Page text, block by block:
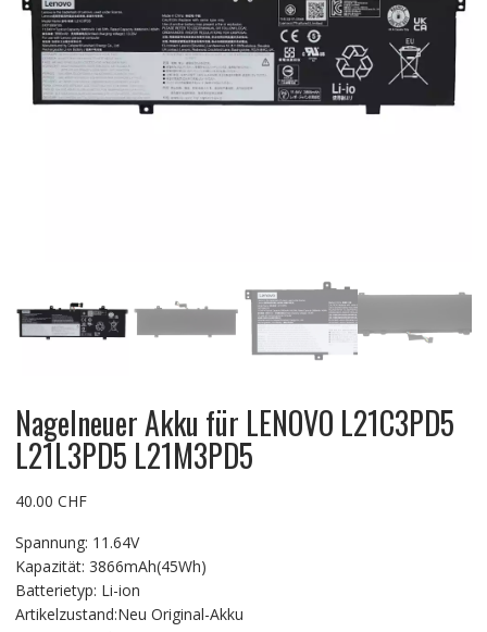
Nagelneuer Akku für LENOVO L21C3PD5
L21L3PD5 L21M3PD5
40.00 CHF
Spannung: 11.64V
Kapazität: 3866mAh(45Wh)
Batterietyp: Li-ion
Artikelzustand:Neu Original-Akku